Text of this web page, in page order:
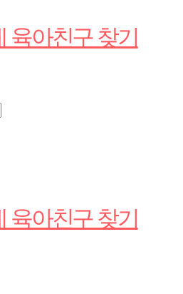
육아친구 찾기
육아친구 찾기